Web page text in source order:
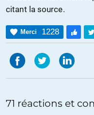
citant la source.
Merci 1228
71 réactions et